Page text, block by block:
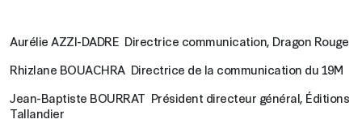
Aurélie AZZI-DADRE Directrice communication, Dragon Rouge
Rhizlane BOUACHRA Directrice de la communication du 19M
Jean-Baptiste BOURRAT Président directeur général, Éditions
Tallandier